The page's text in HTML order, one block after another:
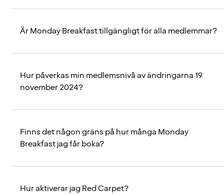
Är Monday Breakfast tillgängligt för alla medlemmar?
Hur påverkas min medlemsnivå av ändringarna 19
november 2024?
Finns det någon gräns på hur många Monday
Breakfast jag får boka?
Hur aktiverar jag Red Carpet?